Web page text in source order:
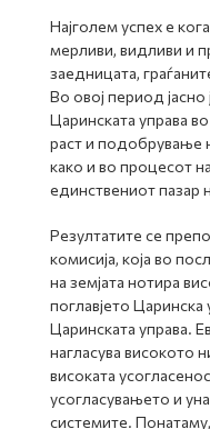
Најголем успех е
мерливи, видливи и
заедницата,
Во овој период јасно
Царинската управа
раст и подобрување
како и во процесот
единствениот пазар
Резултатите се
комисија, која во
на земјата нотира
поглавјето Царинска
Царинската управа.
нагласува високото
високата
усогласувањето и
системите.